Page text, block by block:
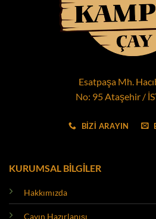
Esatpaşa Mh.
No: 95 Ataşehir /
BİZİ ARAYIN
KURUMSAL BİLGİLER
Hakkımızda
Çayın Hazırlanışı